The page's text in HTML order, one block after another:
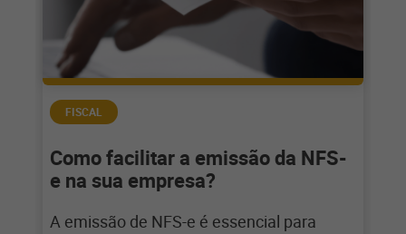
FISCAL
Como facilitar a emissão da NFS-
e na sua empresa?
A emissão de NFS-e é essencial para